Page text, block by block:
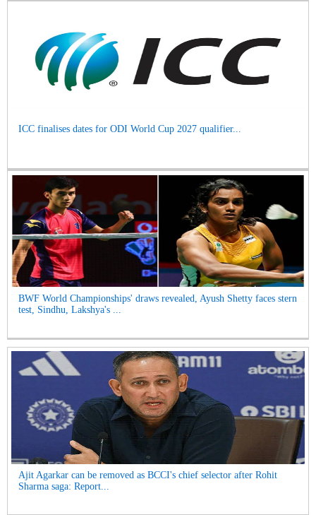
ICC finalises dates for ODI World Cup 2027 qualifier...
BWF World Championships' draws revealed, Ayush Shetty faces stern
test, Sindhu, Lakshya's ...
Ajit Agarkar can be removed as BCCI's chief selector after Rohit
Sharma saga: Report...